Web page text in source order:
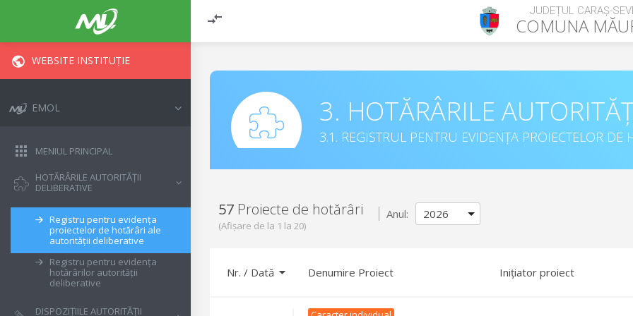
JUDEȚUL CARAȘ-
COMUNA
WEBSITE INSTITUȚIE
EMOL
MENIUL PRINCIPAL
HOTĂRÂRILE AUTORITĂȚII
DELIBERATIVE
Registru pentru evidența
proiectelor de hotărâri ale
autorității deliberative
Registru pentru evidența
hotărârilor autorității
deliberative
DISPOZIȚIILE AUTORITĂȚII
3. HOTĂRÂRILE
3.1. REGISTRUL PENTRU EVIDENȚA PROIECTELOR DE
57 Proiecte de hotărâri
(Afișare de la 1 la 20)
Anul:
Nr. / Dată Denumire Proiect Inițiator proiect